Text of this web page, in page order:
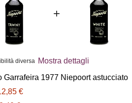
+
diversa Mostra dettagli
Garrafeira 1977 Niepoort astucciato
€